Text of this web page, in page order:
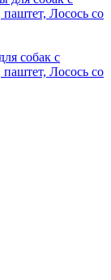
собак с
Лосось со